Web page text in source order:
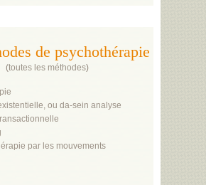
de psychothérapie
(toutes les méthodes)
ou da-sein analyse
par les mouvements